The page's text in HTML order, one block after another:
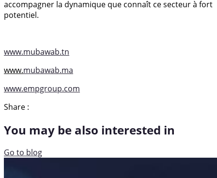
accompagner la dynamique que connaît ce secteur à fort
potentiel.
www.mubawab.tn
www.mubawab.ma
www.empgroup.com
Share :
You may be also interested in
Go to blog